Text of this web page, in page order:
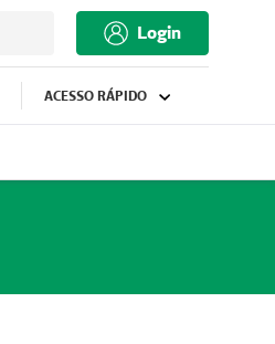
Login
ACESSO RÁPIDO